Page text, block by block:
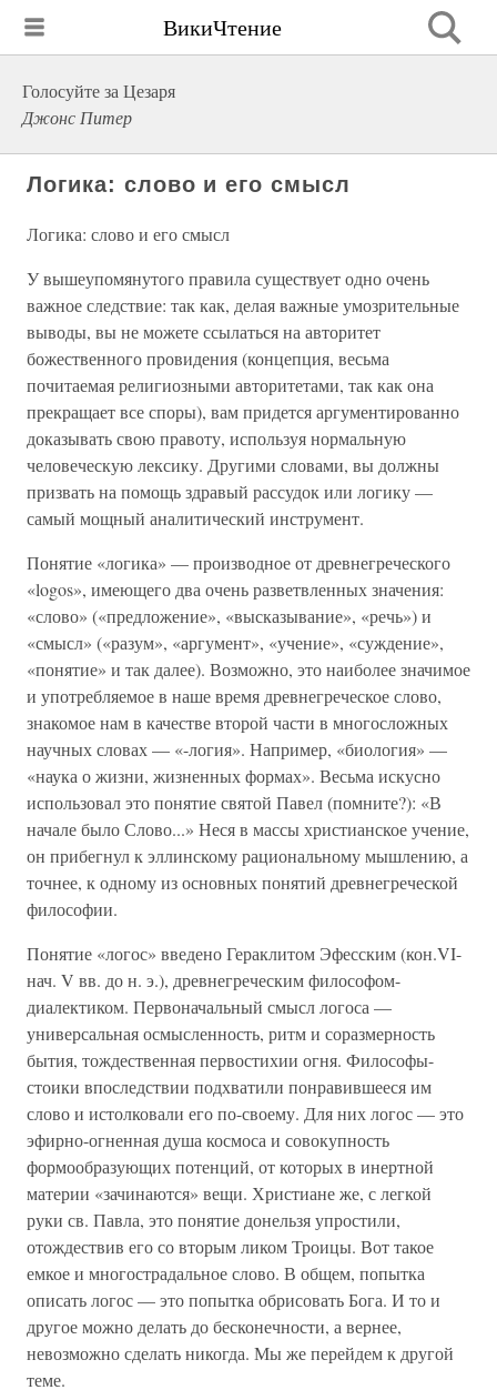
ВикиЧтение
Голосуйте за Цезаря
Джонс Питер
Логика: слово и его смысл
Логика: слово и его смысл
У вышеупомянутого правила существует одно очень
важное следствие: так как, делая важные умозрительные
выводы, вы не можете ссылаться на авторитет
божественного провидения (концепция, весьма
почитаемая религиозными авторитетами, так как она
прекращает все споры), вам придется аргументированно
доказывать свою правоту, используя нормальную
человеческую лексику. Другими словами, вы должны
призвать на помощь здравый рассудок или логику —
самый мощный аналитический инструмент.
Понятие «логика» — производное от древнегреческого
«logos», имеющего два очень разветвленных значения:
«слово» («предложение», «высказывание», «речь») и
«смысл» («разум», «аргумент», «учение», «суждение»,
«понятие» и так далее). Возможно, это наиболее значимое
и употребляемое в наше время древнегреческое слово,
знакомое нам в качестве второй части в многосложных
научных словах — «-логия». Например, «биология» —
«наука о жизни, жизненных формах». Весьма искусно
использовал это понятие святой Павел (помните?): «В
начале было Слово...» Неся в массы христианское учение,
он прибегнул к эллинскому рациональному мышлению, а
точнее, к одному из основных понятий древнегреческой
философии.
Понятие «логос» введено Гераклитом Эфесским (кон.VI-
нач. V вв. до н. э.), древнегреческим философом-
диалектиком. Первоначальный смысл логоса —
универсальная осмысленность, ритм и соразмерность
бытия, тождественная первостихии огня. Философы-
стоики впоследствии подхватили понравившееся им
слово и истолковали его по-своему. Для них логос — это
эфирно-огненная душа космоса и совокупность
формообразующих потенций, от которых в инертной
материи «зачинаются» вещи. Христиане же, с легкой
руки св. Павла, это понятие донельзя упростили,
отождествив его со вторым ликом Троицы. Вот такое
емкое и многострадальное слово. В общем, попытка
описать логос — это попытка обрисовать Бога. И то и
другое можно делать до бесконечности, а вернее,
невозможно сделать никогда. Мы же перейдем к другой
теме.